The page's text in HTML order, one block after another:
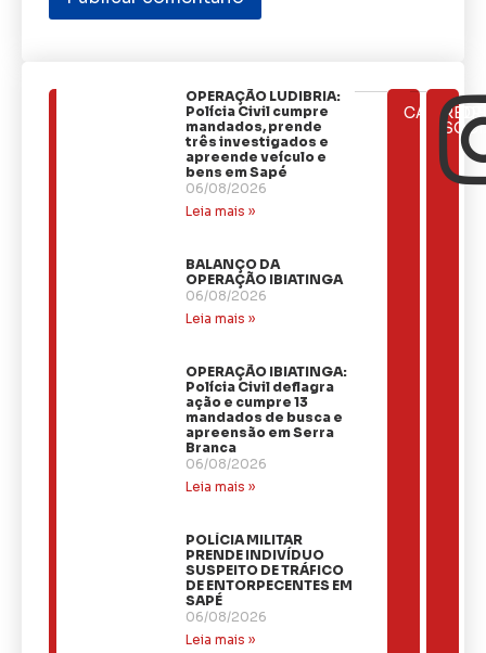
OPERAÇÃO LUDIBRIA:
Polícia Civil cumpre
mandados, prende
três investigados e
apreende veículo e
bens em Sapé
06/08/2026
Leia mais »
BALANÇO DA
OPERAÇÃO IBIATINGA
06/08/2026
Leia mais »
OPERAÇÃO IBIATINGA:
Polícia Civil deflagra
ação e cumpre 13
mandados de busca e
apreensão em Serra
Branca
06/08/2026
Leia mais »
​POLÍCIA MILITAR
PRENDE INDIVÍDUO
SUSPEITO DE TRÁFICO
DE ENTORPECENTES EM
SAPÉ
06/08/2026
Leia mais »